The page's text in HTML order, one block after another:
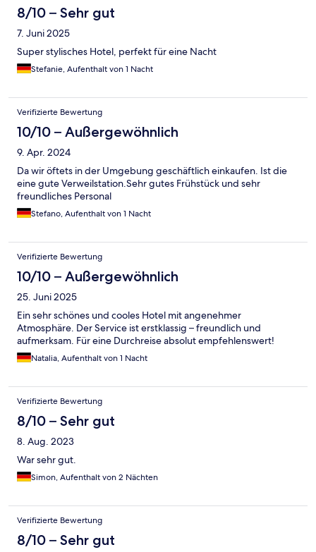
8/10 – Sehr gut
7. Juni 2025
Super stylisches Hotel, perfekt für eine Nacht
Stefanie, Aufenthalt von 1 Nacht
Verifizierte Bewertung
10/10 – Außergewöhnlich
9. Apr. 2024
Da wir öftets in der Umgebung geschäftlich einkaufen. Ist die
eine gute Verweilstation.Sehr gutes Frühstück und sehr
freundliches Personal
Stefano, Aufenthalt von 1 Nacht
Verifizierte Bewertung
10/10 – Außergewöhnlich
25. Juni 2025
Ein sehr schönes und cooles Hotel mit angenehmer
Atmosphäre. Der Service ist erstklassig – freundlich und
aufmerksam. Für eine Durchreise absolut empfehlenswert!
Natalia, Aufenthalt von 1 Nacht
Verifizierte Bewertung
8/10 – Sehr gut
8. Aug. 2023
War sehr gut.
Simon, Aufenthalt von 2 Nächten
Verifizierte Bewertung
8/10 – Sehr gut